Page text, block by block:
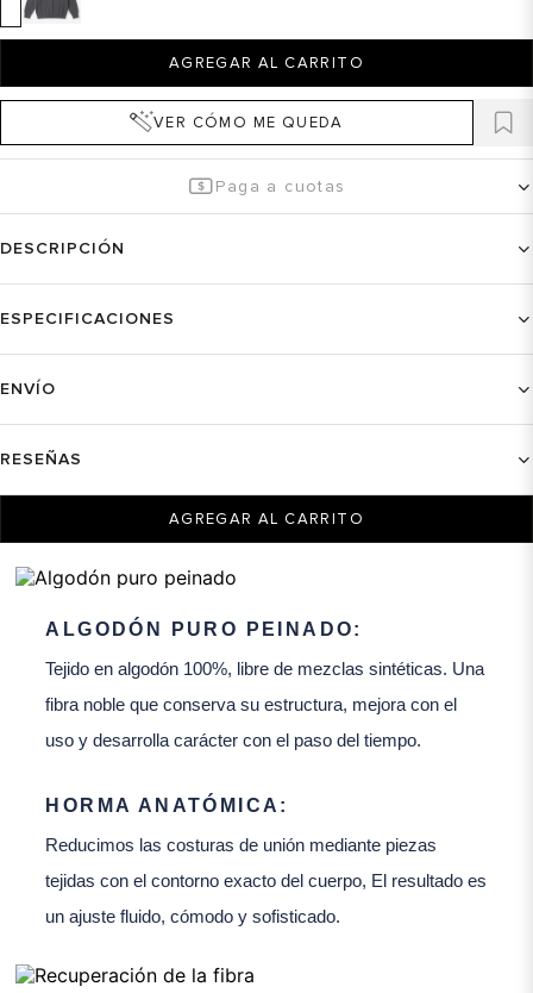
AGREGAR AL CARRITO
VER CÓMO ME QUEDA
Paga a cuotas
DESCRIPCIÓN
ESPECIFICACIONES
ENVÍO
RESEÑAS
AGREGAR AL CARRITO
ALGODÓN PURO PEINADO:
Tejido en algodón 100%, libre de mezclas sintéticas. Una
fibra noble que conserva su estructura, mejora con el
uso y desarrolla carácter con el paso del tiempo.
HORMA ANATÓMICA:
Reducimos las costuras de unión mediante piezas
tejidas con el contorno exacto del cuerpo, El resultado es
un ajuste fluido, cómodo y sofisticado.